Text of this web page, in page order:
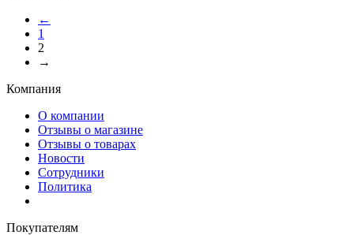
←
1
2
→
Компания
О компании
Отзывы о магазине
Отзывы о товарах
Новости
Сотрудники
Политика
Покупателям